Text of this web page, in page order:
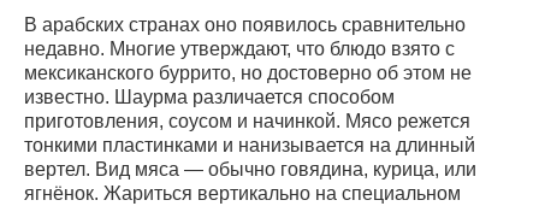
В арабских странах оно появилось сравнительно
недавно. Многие утверждают, что блюдо взято с
мексиканского буррито, но достоверно об этом не
известно. Шаурма различается способом
приготовления, соусом и начинкой. Мясо режется
тонкими пластинками и нанизывается на длинный
вертел. Вид мяса — обычно говядина, курица, или
ягнёнок. Жариться вертикально на специальном